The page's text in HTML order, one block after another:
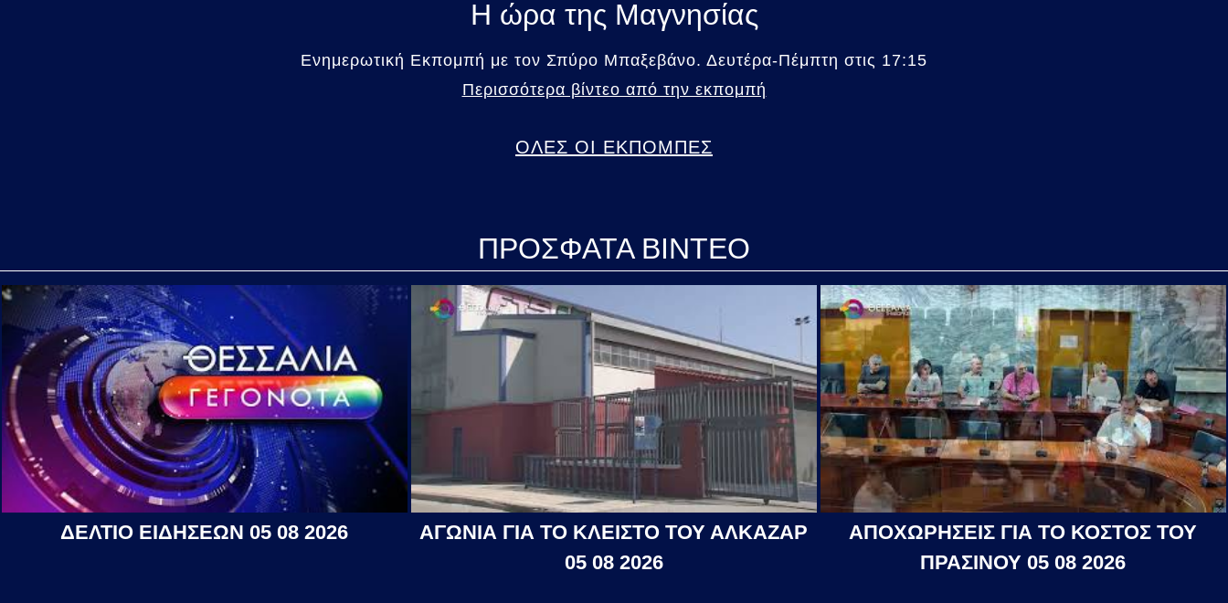
Η ώρα της Μαγνησίας
Ενημερωτική Εκπομπή με τον Σπύρο Μπαξεβάνο. Δευτέρα-Πέμπτη στις 17:15
Περισσότερα βίντεο από την εκπομπή
ΟΛΕΣ ΟΙ ΕΚΠΟΜΠΕΣ
ΠΡΟΣΦΑΤΑ ΒΙΝΤΕΟ
ΔΕΛΤΙΟ ΕΙΔΗΣΕΩΝ 05 08 2026
ΑΓΩΝΙΑ ΓΙΑ ΤΟ ΚΛΕΙΣΤΟ ΤΟΥ ΑΛΚΑΖΑΡ
05 08 2026
ΑΠΟΧΩΡΗΣΕΙΣ ΓΙΑ ΤΟ ΚΟΣΤΟΣ ΤΟΥ
ΠΡΑΣΙΝΟΥ 05 08 2026